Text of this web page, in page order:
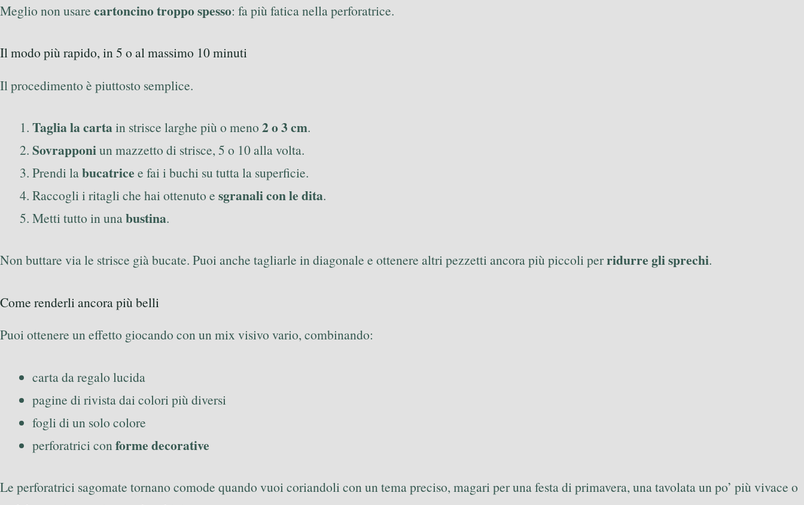
Meglio non usare cartoncino troppo spesso: fa più fatica nella perforatrice.
Il modo più rapido, in 5 o al massimo 10 minuti
Il procedimento è piuttosto semplice.
Taglia la cartain strisce larghe più o meno 2 o 3 cm.
Sovrapponiun mazzetto di strisce, 5 o 10 alla volta.
Prendi labucatrice e fai i buchi su tutta la superficie.
Raccogli i ritagli che hai ottenuto e sgranali con le dita.
Metti tutto in unabustina.
Non buttare via le strisce già bucate. Puoi anche tagliarle in diagonale e ottenere altri pezzetti ancora più piccoli perridurre gli sprechi.
Come renderli ancora più belli
Puoi ottenere un effetto giocando con un mix visivo vario, combinando:
carta da regalo lucida
pagine di rivista dai colori più diversi
fogli di un solo colore
perforatrici con forme decorative
Le perforatrici sagomate tornano comode quando vuoi coriandoli con un tema preciso, magari per una festa di primavera, una tavolata un po’ più vivace o